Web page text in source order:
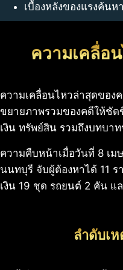
เบื้องหลังของแรงค้น
ความเคลื่อ
ความเคลื่อนไหวล่าสุดของ
ขยายภาพรวมของคดีให้ชัด
เงิน ทรัพย์สิน รวมถึงบทบา
ความคืบหน้าเมื่อวันที่ 8 เม
นนทบุรี จับผู้ต้องหาได้ 11 ร
เงิน 19 ชุด รถยนต์ 2 คัน แ
ลำดับเ